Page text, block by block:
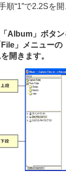
“1”で2.2Sを
Album」ボタ
File」メニュー
開きます。